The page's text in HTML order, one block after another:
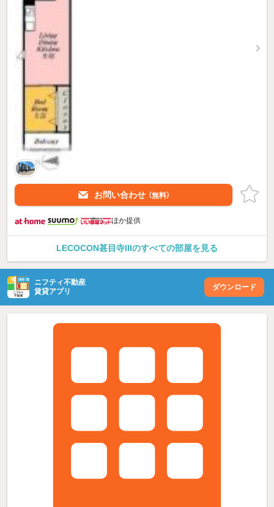
お問い合わせ （無料）
ほか提供
LECOCON甚目寺IIIのすべての部屋を見る
ニフティ不動産
賃貸アプリ
ダウンロード